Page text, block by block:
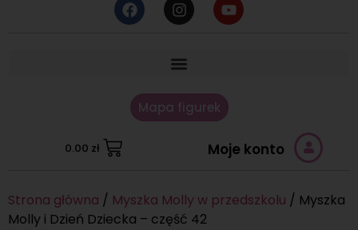
Mapa figurek
0.00 zł Moje konto
Strona główna / Myszka Molly w przedszkolu / Myszka
Molly i Dzień Dziecka – część 42